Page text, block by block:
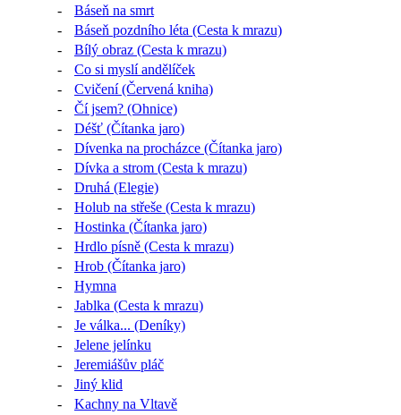
-
Báseň na smrt
-
Báseň pozdního léta (Cesta k mrazu)
-
Bílý obraz (Cesta k mrazu)
-
Co si myslí andělíček
-
Cvičení (Červená kniha)
-
Čí jsem? (Ohnice)
-
Déšť (Čítanka jaro)
-
Dívenka na procházce (Čítanka jaro)
-
Dívka a strom (Cesta k mrazu)
-
Druhá (Elegie)
-
Holub na střeše (Cesta k mrazu)
-
Hostinka (Čítanka jaro)
-
Hrdlo písně (Cesta k mrazu)
-
Hrob (Čítanka jaro)
-
Hymna
-
Jablka (Cesta k mrazu)
-
Je válka... (Deníky)
-
Jelene jelínku
-
Jeremiášův pláč
-
Jiný klid
-
Kachny na Vltavě